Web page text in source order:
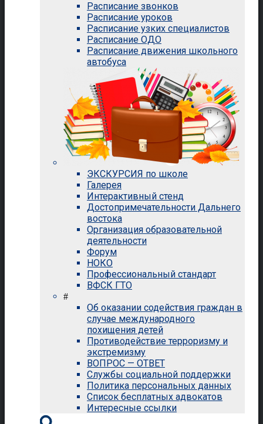
Расписание звонков
Расписание уроков
Расписание узких специалистов
Расписание ОДО
Расписание движения школьного
автобуса
ЭКСКУРСИЯ по школе
Галерея
Интерактивный стенд
Достопримечательности Дальнего
востока
Организация образовательной
деятельности
Форум
НОКО
Профессиональный стандарт
ВФСК ГТО
#
Об оказании содействия граждан в
случае международного
похищения детей
Противодействие терроризму и
экстремизму
ВОПРОС — ОТВЕТ
Службы социальной поддержки
Политика персональных данных
Список бесплатных адвокатов
Интересные ссылки